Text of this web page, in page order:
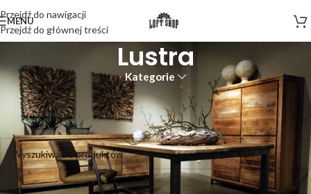
Przejdź do nawigacji
Przejdź do głównej treści
MENU
Lustra
Kategorie
Strona główna Meble Lustra
Nie znaleziono produktów, których szukasz.